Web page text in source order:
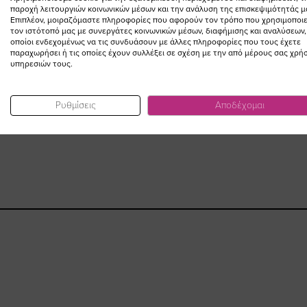
παροχή λειτουργιών κοινωνικών μέσων και την ανάλυση της επισκεψιμότητάς
Επιπλέον, μοιραζόμαστε πληροφορίες που αφορούν τον τρόπο που
τον ιστότοπό μας με συνεργάτες κοινωνικών μέσων, διαφήμισης και αναλύσεων,
οποίοι ενδεχομένως να τις συνδυάσουν με άλλες πληροφορίες που τους έχετε
παραχωρήσει ή τις οποίες έχουν συλλέξει σε σχέση με την από μέρους σας
υπηρεσιών τους.
Ρυθμίσεις Αποδέχομαι